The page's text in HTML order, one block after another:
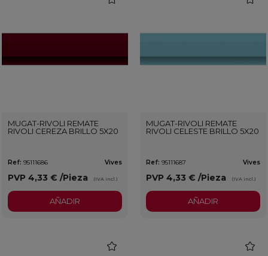
MUGAT-RIVOLI REMATE
RIVOLI CEREZA BRILLO 5X20
Ref: 95111686 Vives
PVP 4,33 € /Pieza (IVA incl.)
AÑADIR
MUGAT-RIVOLI REMATE
RIVOLI CELESTE BRILLO 5X20
Ref: 95111687 Vives
PVP 4,33 € /Pieza (IVA incl.)
AÑADIR